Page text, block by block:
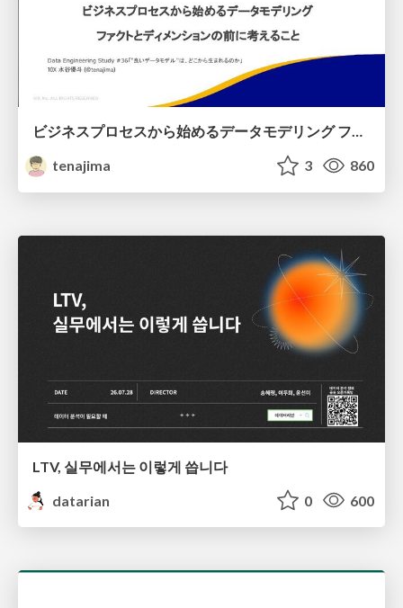
ビジネスプロセスから始めるデータモデリング ファクトとディメンションの前に考えること
tenajima
3 860
LTV, 실무에서는 이렇게 씁니다
datarian
0 600